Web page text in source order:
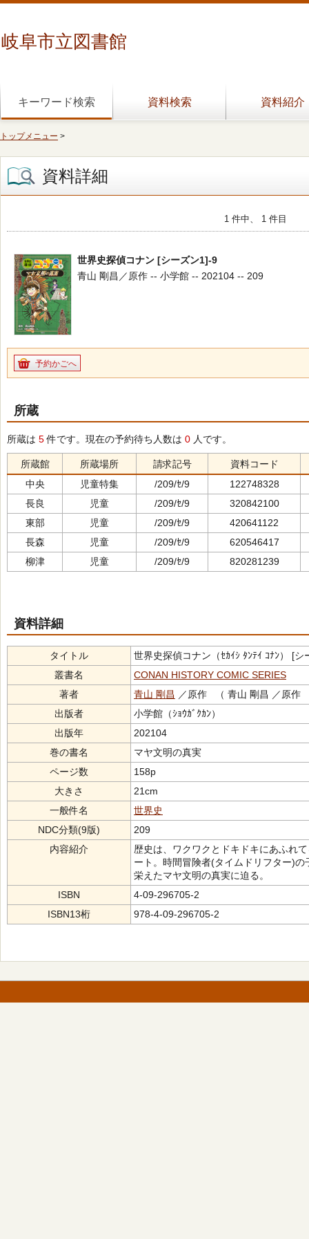
岐阜市立図書館
キーワード検索 資料検索 資料紹介
トップメニュー >
資料詳細
1 件中、 1 件目
世界史探偵コナン [シーズン1]-9
青山 剛昌／原作 -- 小学館 -- 202104 -- 209
予約かごへ
所蔵
所蔵は 5件です。現在の予約待ち人数は 0 人です。
所蔵館 所蔵場所 請求記号
資料コード
中央
児童特集 /209/ｾ/9
122748328
長良
児童 /209/ｾ/9
320842100
東部
児童 /209/ｾ/9
420641122
長森
児童 /209/ｾ/9
620546417
柳津
児童 /209/ｾ/9 820281239
資料詳細
タイトル
世界史探偵コナン（ｾｶｲｼ ﾀﾝﾃｲ ｺﾅﾝ） [シ
叢書名
CONAN HISTORY COMIC SERIES
著者
青山 剛昌 ／原作 （ 青山 剛昌 ／原作
出版者
小学館（ｼｮｳｶﾞｸｶﾝ）
出版年
202104
巻の書名
マヤ文明の真実
ページ数
158p
大きさ
21cm
一般件名
世界史
NDC分類(9版)
209
内容紹介
歴史は、ワクワクとドキドキにあふれ
ート。時間冒険者(タイムドリフター)
栄えたマヤ文明の真実に迫る。
ISBN
4-09-296705-2
ISBN13桁
978-4-09-296705-2